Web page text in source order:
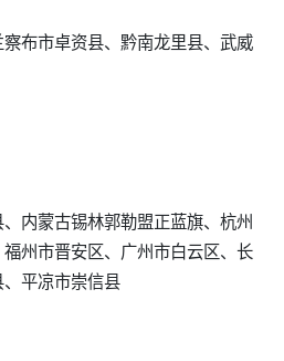
布市卓资县、黔南龙里县、武威
内蒙古锡林郭勒盟正蓝旗、杭州
州市晋安区、广州市白云区、长
平凉市崇信县